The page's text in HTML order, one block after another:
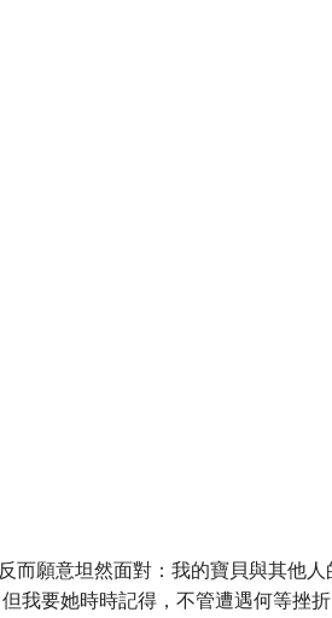
願意坦然面對：我的寶貝與其他人
我要她時時記得，不管遭遇何等挫